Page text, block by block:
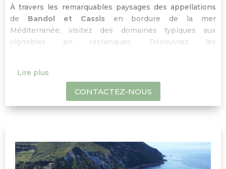
À travers les remarquables paysages des appellations
de Bandol et Cassisen bordure de la mer
Méditerranée, visitez des domaines typiques aux
vignobles en restanques. Découvrez les
rosés et rouges de Bandol
connaisseurs. Ne manquez pas l’incroyable vue depuis
Cap Canailleet la pause déjeuner dans le
charmant petit port de pêcheurs deCassis!
Lire plus
CONTACTEZ-NOUS